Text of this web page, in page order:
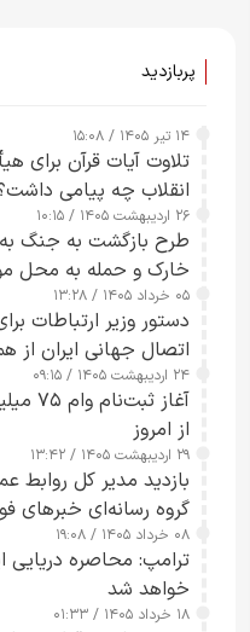
پربازدید
۱۴ تیر ۱۴۰۵ / ۱۵:۰۸
تلاوت آیات قرآن برای
انقلاب چه پیامی
۲۶ اردیبهشت ۱۴۰۵ / ۱۰:۱۵
طرح‌ بازگشت به جنگ
خارک و حمله به محل
۰۵ خرداد ۱۴۰۵ / ۱۳:۲۸
دستور وزیر ارتباطات
اتصال جهانی ایران از
کامل مردم تا ۲۴ ساعت آینده
۲۴ اردیبهشت ۱۴۰۵ / ۰۹:۱۵
آغاز
از امروز
۲۹ اردیبهشت ۱۴۰۵ / ۱۳:۴۲
بازدید مدیر کل روابط
گروه رسانه‌ای خبرهای
رسانه‌های هوشمند و
۰۸ خرداد ۱۴۰۵ / ۱۹:۰۸
ترامپ: محاصره دریایی
خواهد شد
۱۸ خرداد ۱۴۰۵ / ۰۱:۳۳